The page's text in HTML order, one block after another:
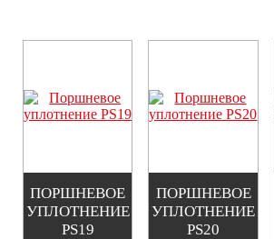
ПОРШНЕВОЕ
УПЛОТНЕНИЕ
PS19
ПОРШНЕВОЕ
УПЛОТНЕНИЕ
PS20